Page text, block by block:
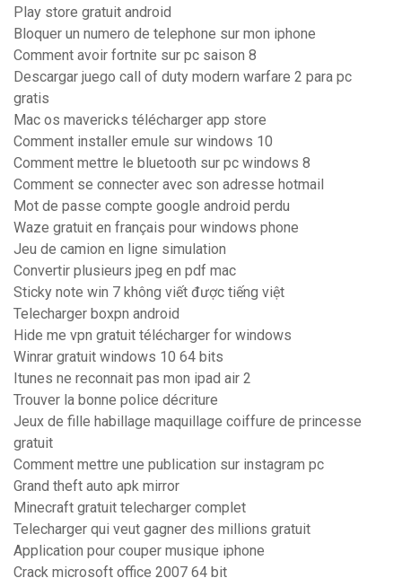
Play store gratuit android
Bloquer un numero de telephone sur mon iphone
Comment avoir fortnite sur pc saison 8
Descargar juego call of duty modern warfare 2 para pc
gratis
Mac os mavericks télécharger app store
Comment installer emule sur windows 10
Comment mettre le bluetooth sur pc windows 8
Comment se connecter avec son adresse hotmail
Mot de passe compte google android perdu
Waze gratuit en français pour windows phone
Jeu de camion en ligne simulation
Convertir plusieurs jpeg en pdf mac
Sticky note win 7 không viết được tiếng việt
Telecharger boxpn android
Hide me vpn gratuit télécharger for windows
Winrar gratuit windows 10 64 bits
Itunes ne reconnait pas mon ipad air 2
Trouver la bonne police décriture
Jeux de fille habillage maquillage coiffure de princesse
gratuit
Comment mettre une publication sur instagram pc
Grand theft auto apk mirror
Minecraft gratuit telecharger complet
Telecharger qui veut gagner des millions gratuit
Application pour couper musique iphone
Crack microsoft office 2007 64 bit